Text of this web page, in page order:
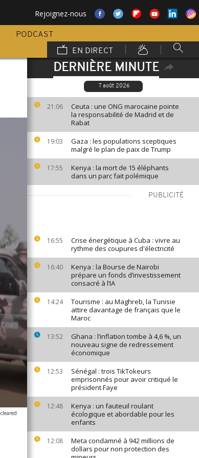
Rejoignez-nous
PODCAST
EN DIRECT
DERNIÈRE MINUTE
7 août 2026
21:06
Ceuta : une ONG marocaine pointe
la responsabilité de Madrid et de
Rabat
19:03
Gaza : les populations sceptiques
malgré le plan de paix de Trump
17:55
Kenya : la mort de 15 éléphants
dans un parc fait polémique
PUBLICITÉ
16:55
Crise énergétique à Cuba : vivre au
rythme des coupures d'électricité
16:40
Kenya : la Bourse de Nairobi
prépare un fonds d’investissement
consacré à l’IA
14:24
Tourisme : au Maghreb, la Tunisie
attire davantage de français que le
Maroc
13:52
Ghana : l’inflation tombe à 4,6 %, un
nouveau signe de redressement
économique
12:53
Sénégal : trois TikTokeurs
emprisonnés pour avoir critiqué le
président Faye
12:48
Kenya : un fauteuil roulant
écologique et abordable pour les
enfants
12:08
Meta condamné à 942 millions de
dollars pour non protection des
cleared